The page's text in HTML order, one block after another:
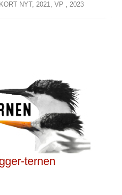
KORT NYT, 2021, VP , 2023
ternen